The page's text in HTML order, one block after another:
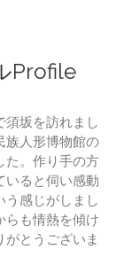
Profile
須坂を訪れまし
族人形博物館の
た。作り手の方
いると伺い感動
う感じがしまし
らも情熱を傾け
とうございま